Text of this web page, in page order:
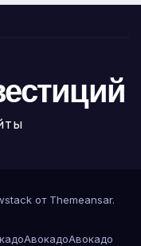
от Themeansar.
АвокадоАвокадо